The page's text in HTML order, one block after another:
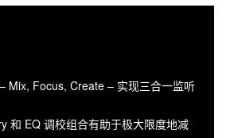
Mix, Focus, Create – 实现三合一监听
和 EQ 调校组合有助于极大限度地减